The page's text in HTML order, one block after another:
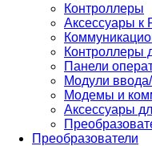
Контроллеры
Аксессуары к
Контроллеры
Панели
Модули
Модемы и
Аксессуары
Преобразователи